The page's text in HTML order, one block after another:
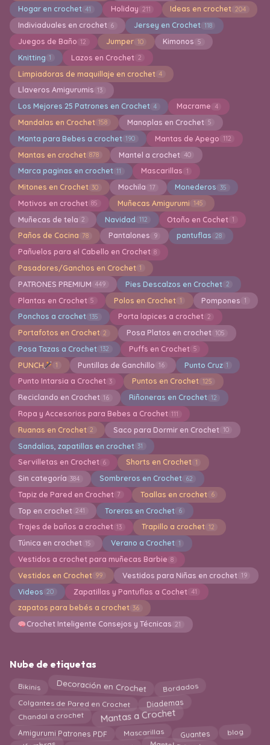
Hogar en crochet 41 Holiday 211 Ideas en crochet 204
Indiviaduales en crochet 6 Jersey en Crochet 118
Juegos de Baño 12 Jumper 10 Kimonos 5
Knitting 1 Lazos en Crochet 2
Limpiadoras de maquillaje en crochet 4
Llaveros Amigurumis 13
Los Mejores 25 Patrones en Crochet 4 Macrame 4
Mandalas en Crochet 158 Manoplas en Crochet 5
Manta para Bebes a crochet 190 Mantas de Apego 112
Mantas en crochet 878 Mantel a crochet 40
Marca paginas en crochet 11 Mascarillas 1
Mitones en Crochet 30 Mochila 17 Monederos 35
Motivos en crochet 85 Muñecas Amigurumi 145
Muñecas de tela 2 Navidad 112 Otoño en Cochet 1
Paños de Cocina 78 Pantalones 9 pantuflas 28
Pañuelos para el Cabello en Crochet 8
Pasadores/Ganchos en Crochet 1
PATRONES PREMIUM 449 Pies Descalzos en Crochet 2
Plantas en Crochet 5 Polos en Crochet 1 Pompones 1
Ponchos a crochet 135 Porta lapices a crochet 2
Portafotos en Crochet 2 Posa Platos en crochet 105
Posa Tazas a Crochet 132 Puffs en Crochet 5
PUNCH 1 Puntillas de Ganchillo 16 Punto Cruz 1
Punto Intarsia a Crochet 3 Puntos en Crochet 125
Reciclando en Crochet 16 Riñoneras en Crochet 12
Ropa y Accesorios para Bebes a Crochet 111
Ruanas en Crochet 2 Saco para Dormir en Crochet 10
Sandalias, zapatillas en crochet 31
Servilletas en Crochet 6 Shorts en Crochet 1
Sin categoría 384 Sombreros en Crochet 62
Tapiz de Pared en Crochet 7 Toallas en crochet 6
Top en crochet 241 Toreras en Crochet 6
Trajes de baños a crochet 13 Trapillo a crochet 12
Túnica en crochet 15 Verano a Crochet 1
Vestidos a crochet para muñecas Barbie 8
Vestidos en Crochet 99 Vestidos para Niñas en crochet 19
Videos 20 Zapatillas y Pantuflas a Cochet 41
zapatos para bebés a crochet 36
Crochet Inteligente Consejos y Técnicas 21
Nube de etiquetas
Bikinis Decoración en Crochet Bordados
Colgantes de Pared en Crochet Diademas
Chandal a crochet Mantas a Crochet
Amigurumi Patrones PDF Mascarillas Guantes blog